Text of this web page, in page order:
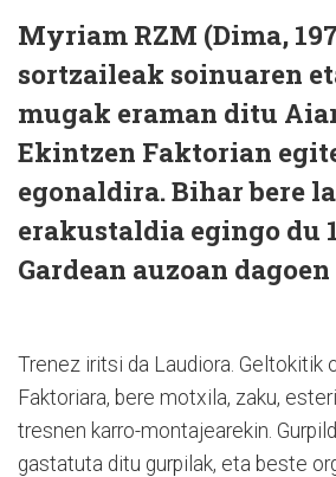
Myriam RZM (Dima,
sortzaileak soinuaren
mugak eraman ditu
Ekintzen Faktorian
egonaldira. Bihar bere
erakustaldia egingo du
Gardean auzoan
Trenez iritsi da Laudiora. Geltokitik
Faktoriara, bere motxila, zaku,
tresnen karro-montajearekin.
gastatuta ditu gurpilak, eta beste